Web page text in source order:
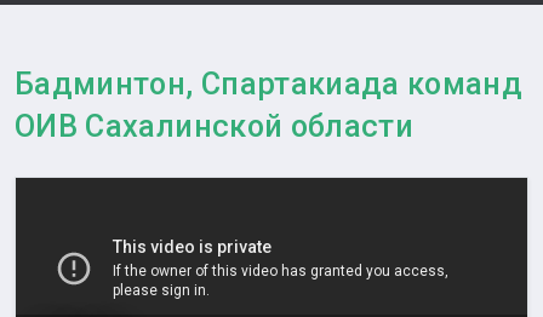
Бадминтон, Спартакиада команд
ОИВ Сахалинской области